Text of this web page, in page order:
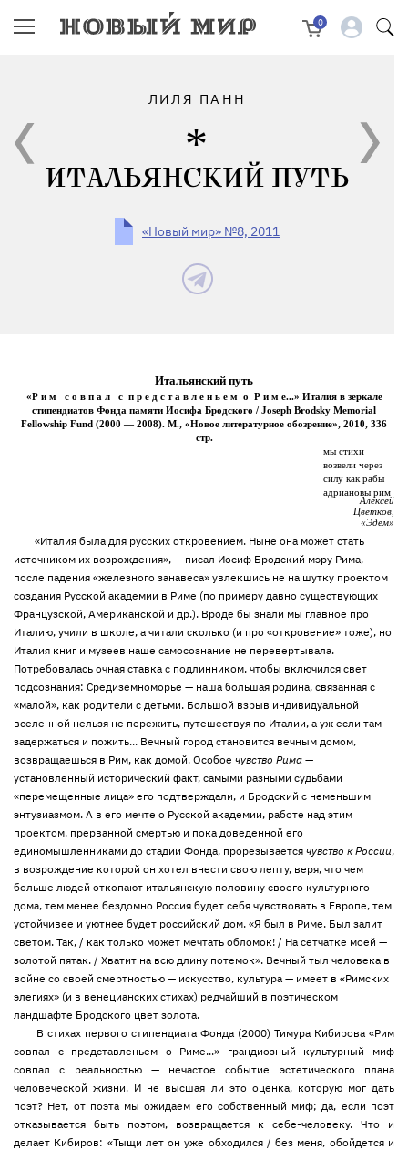
0
ЛИЛЯ ПАНН
ИТАЛЬЯНСКИЙ ПУТЬ
«Новый мир» №8, 2011
Итальянский путь
«Р и м с о в п а л с п р е д с т а в л е н ь е м о Р и м е...» Италия в зеркале
стипендиатов Фонда памяти Иосифа Бродского / Joseph Brodsky Memorial
Fellowship Fund (2000 — 2008). М., «Новое литературное обозрение», 2010, 336
cтр.
мы стихи
возвели через
силу как рабы
адриановы рим
Алексей
Цветков,
«Эдем»
«Италия была для русских откровением. Ныне она может стать
источником их возрождения», — писал Иосиф Бродский мэру Рима,
после падения «железного занавеса» увлекшись не на шутку проектом
создания Русской академии в Риме (по примеру давно существующих
Французской, Американской и др.). Вроде бы знали мы главное про
Италию, учили в школе, а читали сколько (и про «откровение» тоже), но
Италия книг и музеев наше самосознание не перевертывала.
Потребовалась очная ставка с подлинником, чтобы включился свет
подсознания: Средиземноморье — наша большая родина, связанная с
«малой», как родители с детьми. Большой взрыв индивидуальной
вселенной нельзя не пережить, путешествуя по Италии, а уж если там
задержаться и пожить... Вечный город становится вечным домом,
возвращаешься в Рим, как домой. Особое чувство Рима —
установленный исторический факт, самыми разными судьбами
«перемещенные лица» его подтверждали, и Бродский с неменьшим
энтузиазмом. А в его мечте о Русской академии, работе над этим
проектом, прерванной смертью и пока доведенной его
единомышленниками до стадии Фонда, прорезывается чувство к России,
в возрождение которой он хотел внести свою лепту, веря, что чем
больше людей откопают итальянскую половину своего культурного
дома, тем менее бездомно Россия будет себя чувствовать в Европе, тем
устойчивее и уютнее будет российский дом. «Я был в Риме. Был залит
светом. Так, / как только может мечтать обломок! / На сетчатке моей —
золотой пятак. / Хватит на всю длину потемок». Вечный тыл человека в
войне со своей смертностью — искусство, культура — имеет в «Римских
элегиях» (и в венецианских стихах) редчайший в поэтическом
ландшафте Бродского цвет золота.
В стихах первого стипендиата Фонда (2000) Тимура Кибирова «Рим
совпал с представленьем о Риме...» грандиозный культурный миф
совпал с реальностью — нечастое событие эстетического плана
человеческой жизни. И не высшая ли это оценка, которую мог дать
поэт? Нет, от поэта мы ожидаем его собственный миф; да, если поэт
отказывается быть поэтом, возвращается к себе-человеку. Что и
делает Кибиров: «Тыщи лет он уже обходился / без меня, обойдется и